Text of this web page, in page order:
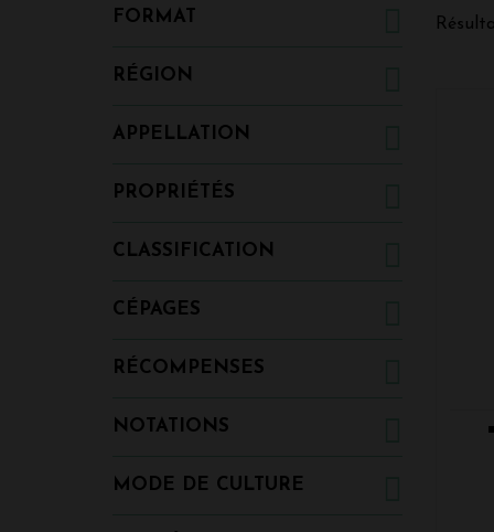
FORMAT
RÉGION
APPELLATION
PROPRIÉTÉS
CLASSIFICATION
CÉPAGES
RÉCOMPENSES
NOTATIONS
MODE DE CULTURE